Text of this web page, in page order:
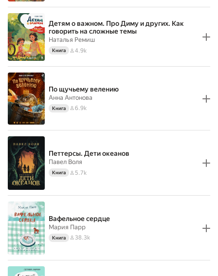
Детям о важном. Про Диму и других. Как
говорить на сложные темы
Наталья Ремиш
Книга 4.9k
По щучьему велению
Анна Антонова
Книга 6.9k
Петтерсы. Дети океанов
Павел Воля
Книга 5.7k
Вафельное сердце
Мария Парр
Книга 38.3k